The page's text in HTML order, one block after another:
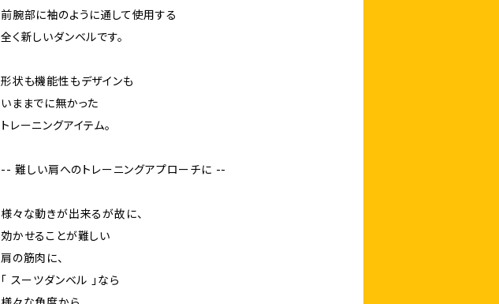
前腕部に袖のように通して使用する
全く新しいダンベルです。
形状も機能性もデザインも
いままでに無かった
トレーニングアイテム。
-- 難しい肩へのトレーニングアプローチに --
様々な動きが出来るが故に、
効かせることが難しい
肩の筋肉に、
「 スーツダンベル 」なら